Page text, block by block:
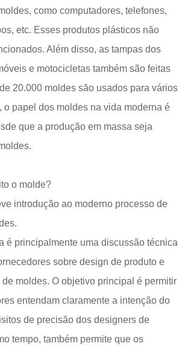
como computadores, telefones,
etc. Esses produtos plásticos não
Além disso, as tampas dos
e motocicletas também são feitas
20.000 moldes são usados ​​para vários
o papel dos moldes na vida moderna é
que a produção em massa seja
o molde?
introdução ao moderno processo de
é principalmente uma discussão técnica
sobre design de produto e
moldes. O objetivo principal é permitir
entendam claramente a intenção do
de precisão dos designers de
tempo, também permite que os